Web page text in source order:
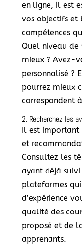
en ligne, il est
vos objectifs et
compétences
Quel niveau de
mieux ? Avez-
personnalisé ?
pourrez mieux
correspondent
2. Recherchez les
Il est important
et
Consultez les
ayant déjà
plateformes qui
d’expérience
qualité des
proposé et de
apprenants.